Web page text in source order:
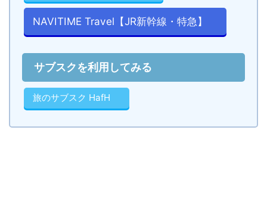
NAVITIME Travel【JR新幹線・特急】
サブスクを利用してみる
旅のサブスク HafH